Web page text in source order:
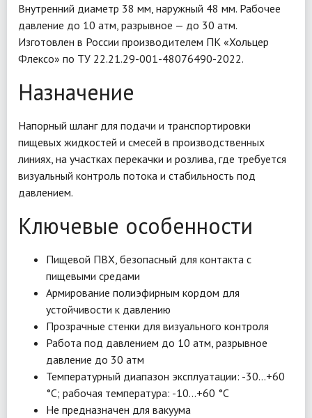
Внутренний диаметр 38 мм, наружный 48 мм. Рабочее
давление до 10 атм, разрывное — до 30 атм.
Изготовлен в России производителем ПК «Хольцер
Флексо» по ТУ 22.21.29-001-48076490-2022.
Назначение
Напорный шланг для подачи и транспортировки
пищевых жидкостей и смесей в производственных
линиях, на участках перекачки и розлива, где требуется
визуальный контроль потока и стабильность под
давлением.
Ключевые особенности
Пищевой ПВХ, безопасный для контакта с
пищевыми средами
Армирование полиэфирным кордом для
устойчивости к давлению
Прозрачные стенки для визуального контроля
Работа под давлением до 10 атм, разрывное
давление до 30 атм
Температурный диапазон эксплуатации: -30…+60
°C; рабочая температура: -10…+60 °C
Не предназначен для вакуума